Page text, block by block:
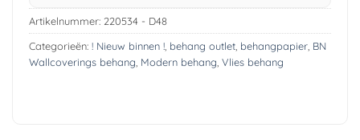
Artikelnummer: 220534 - D48
Categorieën: ! Nieuw binnen !, behang outlet, behangpapier, BN
Wallcoverings behang Modern behang Vlies behang